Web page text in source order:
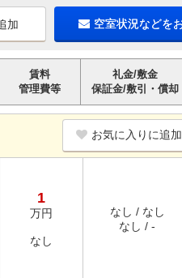
加 空室状況などを
賃料
管理費等
礼金/敷金
保証金/敷引・償却
お気に入りに追加
1
万円
なし
なし / なし
なし / -